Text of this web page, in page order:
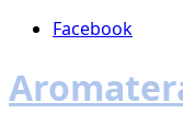
Facebook